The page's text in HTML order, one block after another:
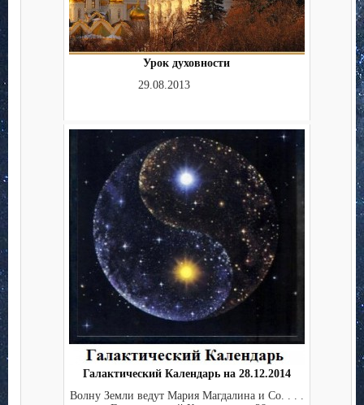
Урок духовности
29.08.2013
Галактический Календарь на 28.12.2014
Волну Земли ведут Мария Магдалина и Co. . . .